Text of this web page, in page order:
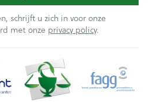
schrijft u zich in voor onze
met onze privacy policy.